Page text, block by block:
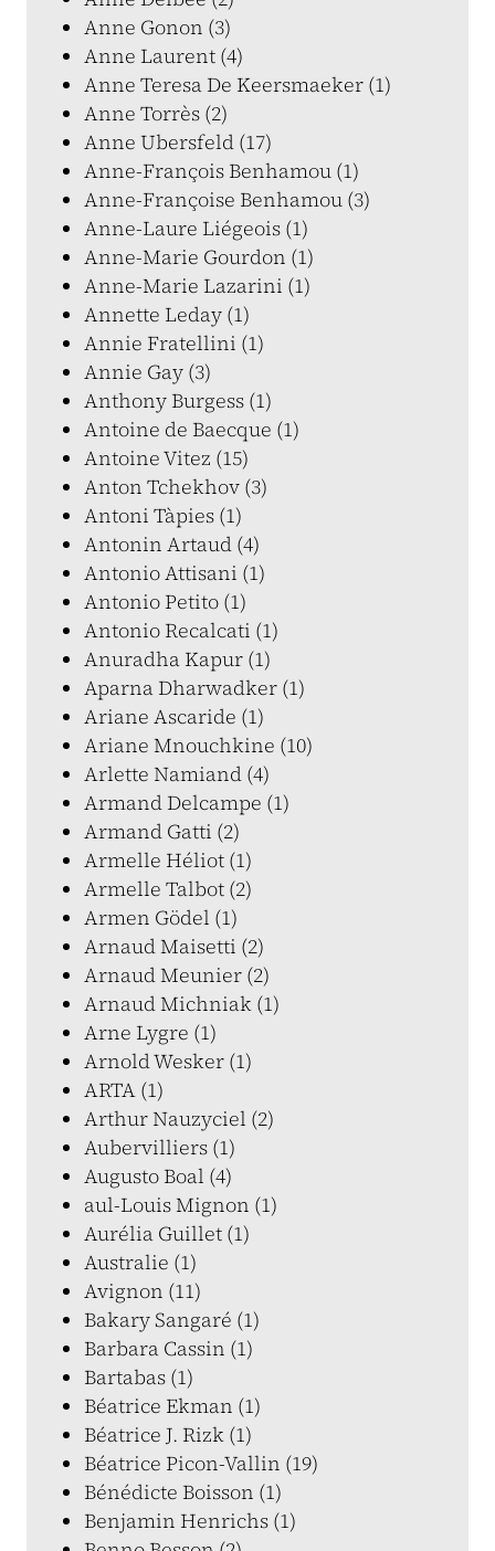
Anne Gonon (3)
Anne Laurent (4)
Anne Teresa De Keersmaeker (1)
Anne Torrès (2)
Anne Ubersfeld (17)
Anne-François Benhamou (1)
Anne-Françoise Benhamou (3)
Anne-Laure Liégeois (1)
Anne-Marie Gourdon (1)
Anne-Marie Lazarini (1)
Annette Leday (1)
Annie Fratellini (1)
Annie Gay (3)
Anthony Burgess (1)
Antoine de Baecque (1)
Antoine Vitez (15)
Anton Tchekhov (3)
Antoni Tàpies (1)
Antonin Artaud (4)
Antonio Attisani (1)
Antonio Petito (1)
Antonio Recalcati (1)
Anuradha Kapur (1)
Aparna Dharwadker (1)
Ariane Ascaride (1)
Ariane Mnouchkine (10)
Arlette Namiand (4)
Armand Delcampe (1)
Armand Gatti (2)
Armelle Héliot (1)
Armelle Talbot (2)
Armen Gödel (1)
Arnaud Maisetti (2)
Arnaud Meunier (2)
Arnaud Michniak (1)
Arne Lygre (1)
Arnold Wesker (1)
ARTA (1)
Arthur Nauzyciel (2)
Aubervilliers (1)
Augusto Boal (4)
aul-Louis Mignon (1)
Aurélia Guillet (1)
Australie (1)
Avignon (11)
Bakary Sangaré (1)
Barbara Cassin (1)
Bartabas (1)
Béatrice Ekman (1)
Béatrice J. Rizk (1)
Béatrice Picon-Vallin (19)
Bénédicte Boisson (1)
Benjamin Henrichs (1)